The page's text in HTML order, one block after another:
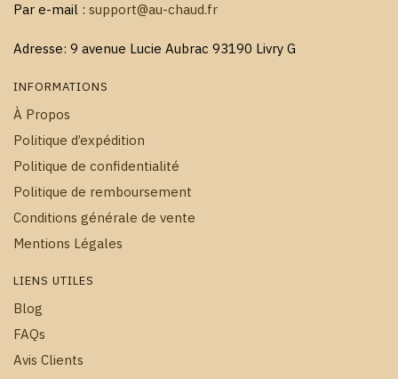
Par e-mail : support@au-chaud.fr
Adresse: 9 avenue Lucie Aubrac 93190 Livry G
INFORMATIONS
À Propos
Politique d’expédition
Politique de confidentialité
Politique de remboursement
Conditions générale de vente
Mentions Légales
LIENS UTILES
Blog
FAQs
Avis Clients